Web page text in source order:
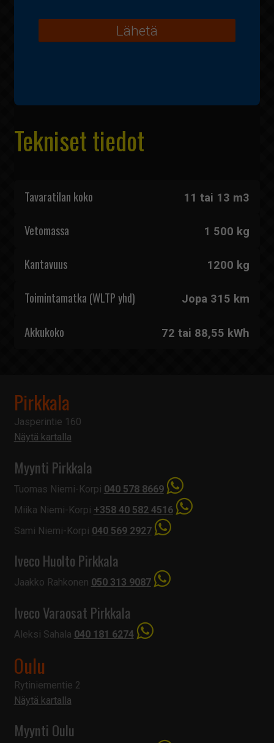
Lähetä
Tekniset tiedot
Tavaratilan koko 11 tai 13 m3
Vetomassa 1 500 kg
Kantavuus 1200 kg
Toimintamatka (WLTP yhd) Jopa 315 km
Akkukoko 72 tai 88,55 kWh
Pirkkala
Jasperintie 160
Näytä kartalla
Myynti Pirkkala
Tuomas Niemi-Korpi 040 578 8669
Miika Niemi-Korpi +358 40 582 4516
Sami Niemi-Korpi 040 569 2927
Iveco Huolto Pirkkala
Jaakko Rahkonen 050 313 9087
Iveco Varaosat Pirkkala
Aleksi Sahala 040 181 6274
Oulu
Rytiniementie 2
Näytä kartalla
Myynti Oulu